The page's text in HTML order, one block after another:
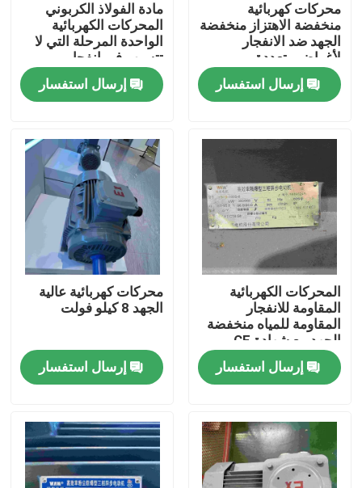
بيت
منتجات
جولة في المعمل
رقابة جودة
اتصل بنا
اطلب اقتباس
محرك كهربائي عالي الكفاءة
محركات كهربائية أحادية الطور
محركات كهربائية
منخفضة الاهتزاز منخفضة
الجهد ضد الانفجار
لأغراض متعددة
إرسال استفسار
مادة الفولاذ الكربوني
المحركات الكهربائية
الواحدة المرحلة التي لا
تتسبب في انفجار
إرسال استفسار
المحركات الكهربائية
المقاومة للانفجار
المقاومة للمياه منخفضة
الجهد مع شهادة CE
إرسال استفسار
محركات كهربائية عالية
الجهد 8 كيلو فولت
إرسال استفسار